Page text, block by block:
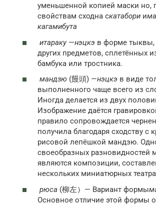
уменьшенной копией маски но,
свойствам сходна скатабори и
кагамибута
итараку—нэцкэ в форме тыквы,
других предметов, сплетённых
бамбука или тростника.
мандзю (饅頭) —нэцкэ в виде
выполненного чаще всего из
Иногда делается из двух
Изображение даётся
правило сопровождается
получила благодаря сходству с
рисовой лепёшкой мандзю.
своеобразных разновидностей
являются композиции,
нескольких миниатюрных
рюса (柳左）— Вариант формы
Основное отличие этой формы